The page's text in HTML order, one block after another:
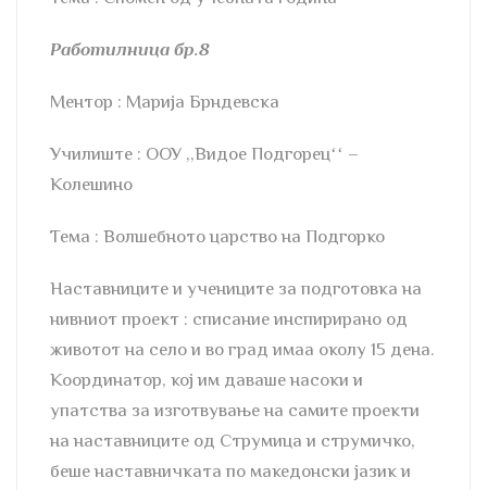
Работилница бр.8
Ментор : Марија Брндевска
Училиште : ООУ ,,Видое Подгорецʻʻ –
Колешино
Тема : Волшебното царство на Подгорко
Наставниците и учениците за подготовка на
нивниот проект : списание инспирирано од
животот на село и во град имаа околу 15 дена.
Координатор, кој им даваше насоки и
упатства за изготвување на самите проекти
на наставниците од Струмица и струмичко,
беше наставничката по македонски јазик и